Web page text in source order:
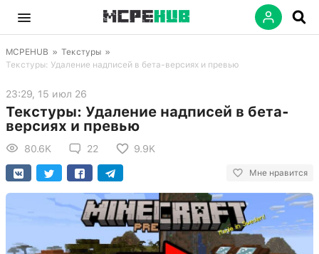
MCPEHUB » Текстуры »
Текстуры: Удаление надписей в бета-версиях и превью
23:29, 15 июл 26
Текстуры: Удаление надписей в бета-
версиях и превью
80.6K 22 9.9K
Мне нравится